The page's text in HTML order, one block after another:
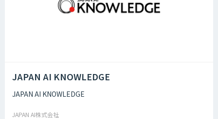
JAPAN AI KNOWLEDGE
JAPAN AI KNOWLEDGE
JAPAN AI株式会社